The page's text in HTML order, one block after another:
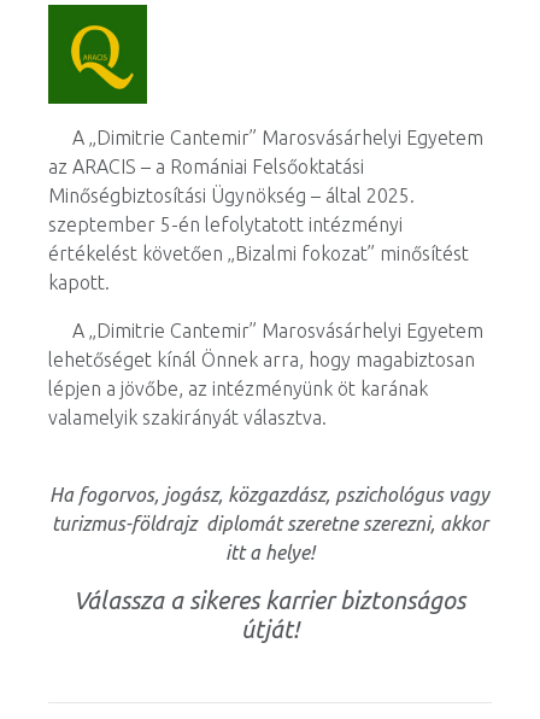
A „Dimitrie Cantemir” Marosvásárhelyi Egyetem
az ARACIS – a Romániai Felsőoktatási
Minőségbiztosítási Ügynökség – által 2025.
szeptember 5-én lefolytatott intézményi
értékelést követően „Bizalmi fokozat” minősítést
kapott.
A „Dimitrie Cantemir” Marosvásárhelyi Egyetem
lehetőséget kínál Önnek arra, hogy magabiztosan
lépjen a jövőbe, az intézményünk öt karának
valamelyik szakirányát választva.
Ha fogorvos, jogász, közgazdász, pszichológus vagy
turizmus-földrajz diplomát szeretne szerezni, akkor
itt a helye!
Válassza a sikeres karrier biztonságos
útját!